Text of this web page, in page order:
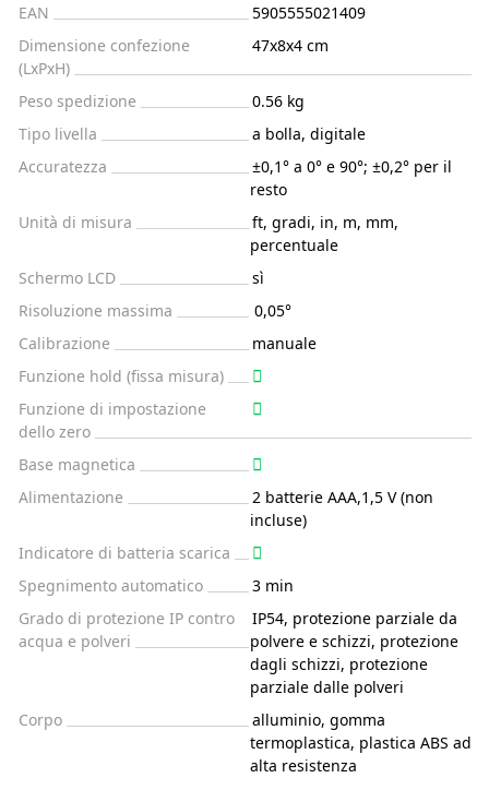
EAN
5905555021409
Dimensione confezione
(LxPxH)
47x8x4 cm
Peso spedizione
0.56 kg
Tipo livella
a bolla, digitale
Accuratezza
±0,1° a 0° e 90°; ±0,2° per il
resto
Unità di misura
ft, gradi, in, m, mm,
percentuale
Schermo LCD
sì
Risoluzione massima
0,05°
Calibrazione
manuale
Funzione hold (fissa misura)
Funzione di impostazione
dello zero
Base magnetica
Alimentazione
2 batterie AAA,1,5 V (non
incluse)
Indicatore di batteria scarica
Spegnimento automatico
3 min
Grado di protezione IP contro
acqua e polveri
IP54, protezione parziale da
polvere e schizzi, protezione
dagli schizzi, protezione
parziale dalle polveri
Corpo
alluminio, gomma
termoplastica, plastica ABS ad
alta resistenza